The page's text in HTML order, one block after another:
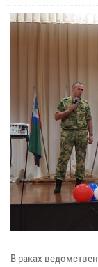
В раках